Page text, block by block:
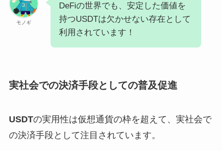
モノギ
DeFiの世界でも、安定した価値を
持つUSDTは欠かせない存在として
利用されています！
実社会での決済手段としての普及促進
USDTの実用性は仮想通貨の枠を超えて、実社会で
の決済手段として注目されています。